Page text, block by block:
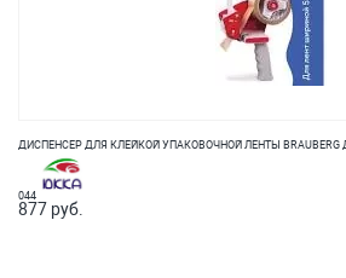
ДИСПЕНСЕР ДЛЯ КЛЕЙКОЙ УПАКОВОЧНОЙ ЛЕНТЫ
044
877 руб.